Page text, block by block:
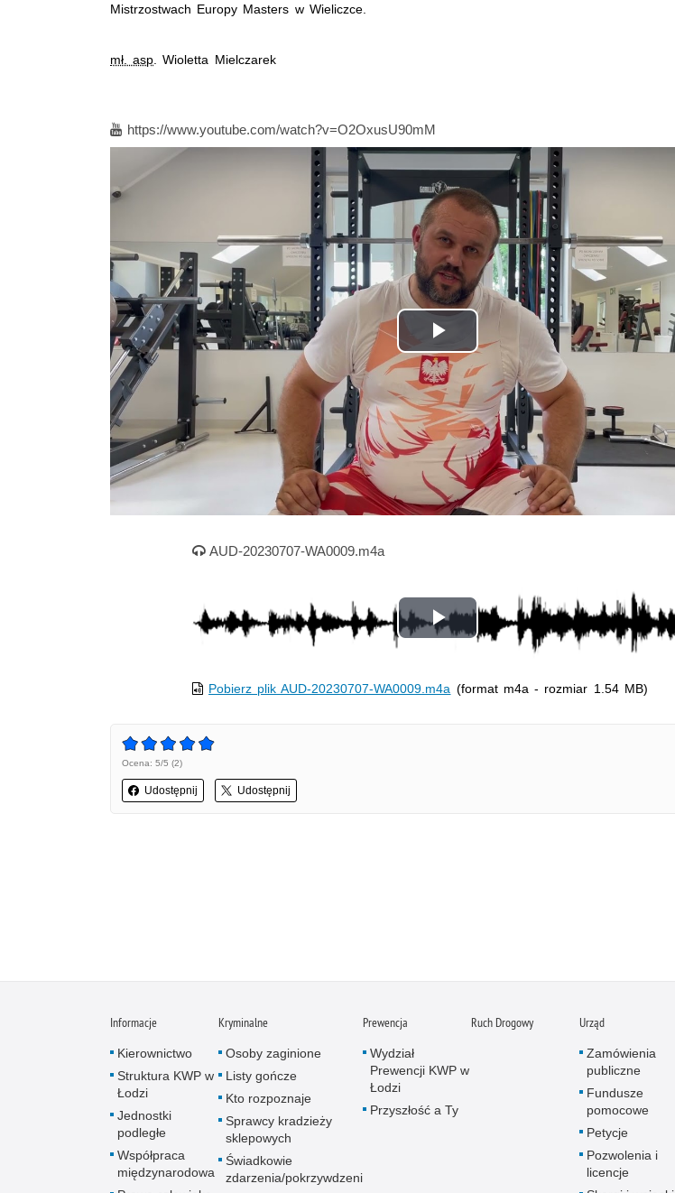
Mistrzostwach Europy Masters w Wieliczce.
mł. asp . Wioletta Mielczarek
Film
https://www.youtube.com/watch?v=O2OxusU90mM
Odtwórz
wideo
Nagranie audio
AUD-20230707-WA0009.m4a
Odtwórz
wideo
Pobierz plik AUD-20230707-WA0009.m4a (format m4a - rozmiar 1.54 MB)
Ocena: 5/5 (2)
Udostępnij Udostępnij
Informacje
Kierownictwo
Struktura KWP w
Łodzi
Jednostki
podległe
Współpraca
międzynarodowa
Kryminalne
Osoby zaginione
Listy gończe
Kto rozpoznaje
Sprawcy kradzieży
sklepowych
Świadkowie
zdarzenia/pokrzywdzeni
Prewencja
Wydział
Prewencji KWP w
Łodzi
Przyszłość a Ty
Ruch Drogowy Urząd
Zamówienia
publiczne
Fundusze
pomocowe
Petycje
Pozwolenia i
licencje